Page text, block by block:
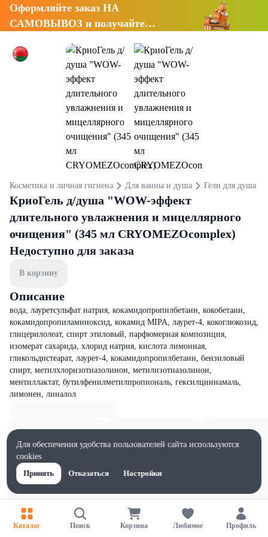
Оформляйте заказ НА
САМОВЫВОЗ и получайте
Косметика и личная гигиена Для ванны и душа Гели для душа
КриоГель д/душа "WOW-эффект
длительного увлажнения и мицеллярного
очищения" (345 мл CRYOMEZOcomplex)
Недоступно для заказа
В корзину
Описание
вода, лауретсульфат натрия, кокамидопропилбетаин, кокобетаин,
кокамидопропиламиноксид, кокамид MIPA, лаурет-4, кокоглюкозид,
глицерилолеат, спирт этиловый, парфюмерная композиция,
изомерат сахарида, хлорид натрия, кислота лимонная,
гликольдистеарат, лаурет-4, кокамидопропилбетаин, бензиловый
спирт, метилхлоризотиазолинон, метилизотиазолинон,
ментиллактат, бутилфенилметилпропиональ, гексилциннамаль,
лимонен, линалол
Каталог Поиск Корзина Любимое Профиль
Для обеспечения удобства пользователей сайта используются
cookies
Принять
Отказаться Настройки